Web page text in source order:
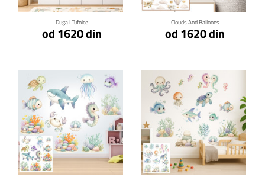
Duga I Tufnice
od 1620 din
Clouds And Balloons
od 1620 din
Klikni za detalje Klikni za detalje